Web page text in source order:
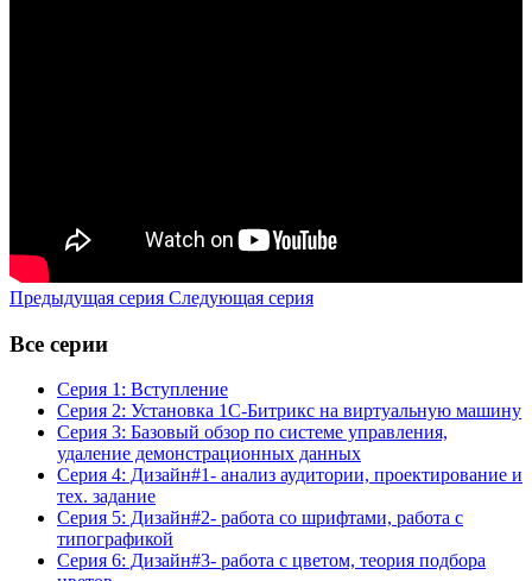
Предыдущая серия Следующая серия
Все серии
Серия 1: Вступление
Серия 2: Установка 1С-Битрикс на виртуальную машину
Серия 3: Базовый обзор по системе управления,
удаление демонстрационных данных
Серия 4: Дизайн#1- анализ аудитории, проектирование и
тех. задание
Серия 5: Дизайн#2- работа со шрифтами, работа с
типографикой
Серия 6: Дизайн#3- работа с цветом, теория подбора